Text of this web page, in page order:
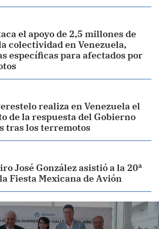
el apoyo de 2,5 millones de
colectividad en Venezuela,
específicas para afectados por
realiza en Venezuela el
de la respuesta del Gobierno
tras los terremotos
José González asistió a la 20ª
Fiesta Mexicana de Avión